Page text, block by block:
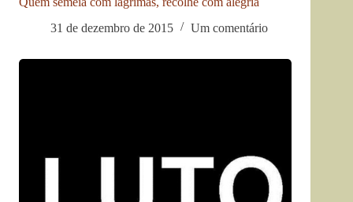
31 de dezembro de 2015
Um comentário